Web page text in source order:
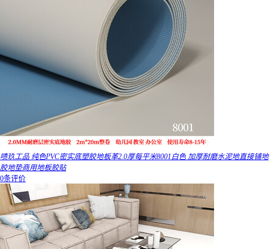
啧玖工品 纯色PVC密实底塑胶地板革2.0厚每平米8001白色 加厚耐磨水泥地直接铺地
胶地垫商用地板胶贴
0条评价